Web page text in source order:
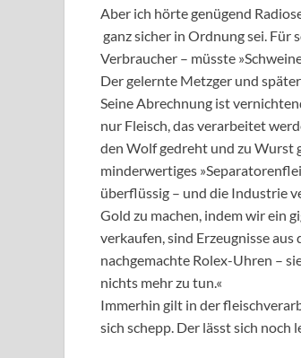
Aber ich hörte genügend
ganz sicher in Ordnung sei. Für
Verbraucher – müsste
Der gelernte Metzger und
Seine Abrechnung ist
nur Fleisch, das verarbeitet
den Wolf gedreht und zu Wurst
minderwertiges
überflüssig – und die Industrie
Gold zu machen, indem wir ein
verkaufen, sind Erzeugnisse
nachgemachte Rolex-Uhren –
nichts mehr zu tun.«
Immerhin gilt in der
sich schepp. Der lässt sich noch